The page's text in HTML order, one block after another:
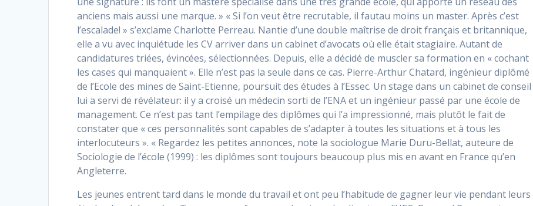
anciens mais aussi une marque. » « Si l’on veut être recrutable, il fautau moins un master. Après c’est
l’escalade! » s’exclame Charlotte Perreau. Nantie d’une double maîtrise de droit français et britannique,
elle a vu avec inquiétude les CV arriver dans un cabinet d’avocats où elle était stagiaire. Autant de
candidatures triées, évincées, sélectionnées. Depuis, elle a décidé de muscler sa formation en « cochant
les cases qui manquaient ». Elle n’est pas la seule dans ce cas. Pierre-Arthur Chatard, ingénieur diplômé
de l’Ecole des mines de Saint-Etienne, poursuit des études à l’Essec. Un stage dans un cabinet de conseil
lui a servi de révélateur: il y a croisé un médecin sorti de l’ENA et un ingénieur passé par une école de
management. Ce n’est pas tant l’empilage des diplômes qui l’a impressionné, mais plutôt le fait de
constater que « ces personnalités sont capables de s’adapter à toutes les situations et à tous les
interlocuteurs ». « Regardez les petites annonces, note la sociologue Marie Duru-Bellat, auteure de
Sociologie de l’école (1999) : les diplômes sont toujours beaucoup plus mis en avant en France qu’en
Angleterre.
Les jeunes entrent tard dans le monde du travail et ont peu l’habitude de gagner leur vie pendant leurs